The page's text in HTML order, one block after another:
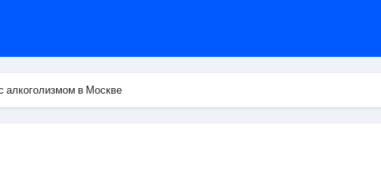
основные этапы в медицинском учреждении
и сибирским городом: варианты маршрутов, тарифы и
алкоголизмом в Москве